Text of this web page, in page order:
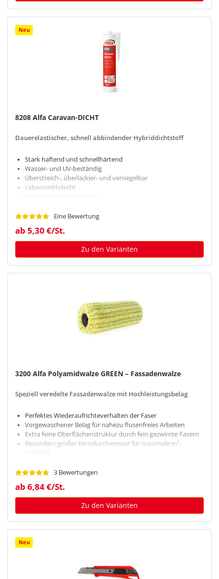
Neu
8208 Alfa Caravan-DICHT
Dauerelastischer, schnell abbindender Hybriddichtstoff
Stark haftend und schnellhärtend
Wasser- und UV-beständig
Überstreich-, überlackier- und versiegelbar
Lebensmittelecht
Silikon- und isocyanatfrei
Eine Bewertung
ab 5,30 €/St.
Zu den Varianten
3200 Alfa Polyamidwalze GREEN – Fassadenwalze
Speziell veredelte Fassadenwalze mit Hochleistungsbelag
Perfektes Wiederaufrichteverhalten der Faser
Vorgewaschener Belag für nahezu flusenfreies Arbeiten
Extra feine Oberflächenstruktur durch fein gezwirnte Fasern
Besonders großer Kerndurchmesser für maximale m²-
Leistung
3 Bewertungen
ab 6,84 €/St.
Zu den Varianten
Neu